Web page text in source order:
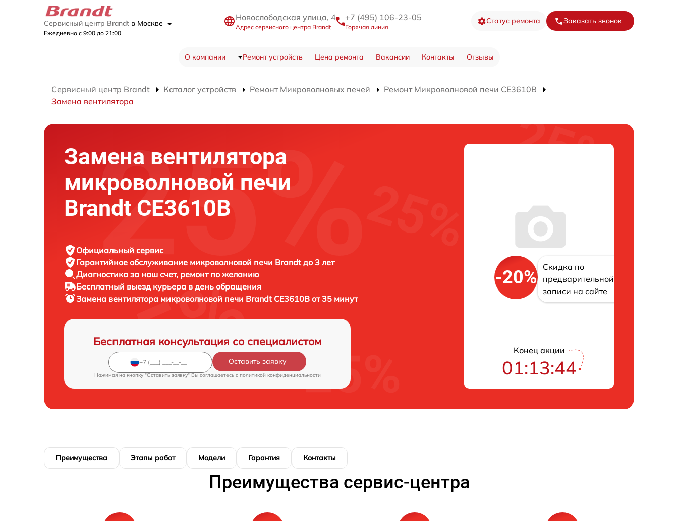
Сервисный центр Brandt в Москве
Ежедневно с 9:00 до 21:00
Новослободская улица, 4
Адрес сервисного центра Brandt
+7 (495) 106-23-05
Горячая линия
Статус ремонта Заказать звонок
О компании Ремонт устройств Цена ремонта Вакансии Контакты Отзывы
Сервисный центр Brandt Каталог устройств Ремонт Микроволновых печей
Ремонт Микроволновой печи CE3610B
Замена вентилятора
Замена вентилятора
микроволновой печи
Brandt CE3610B
Официальный сервис
Гарантийное обслуживание микроволновой печи Brandt до 3 лет
Диагностика за наш счет, ремонт по желанию
Бесплатный выезд курьера в день обращения
Замена вентилятора микроволновой печи Brandt CE3610B от 35 минут
Бесплатная консультация со специалистом
Оставить заявку
Нажимая на кнопку "Оставить заявку" Вы соглашаетесь c политикой конфиденциальности
-20%
Скидка по
предварительной
записи на сайте
Конец акции
01:13:43
Преимущества Этапы работ Модели Гарантия Контакты
Преимущества сервис-центра